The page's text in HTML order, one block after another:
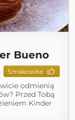
Bueno
Smakowite
odmienią
Przed Tobą
Kinder